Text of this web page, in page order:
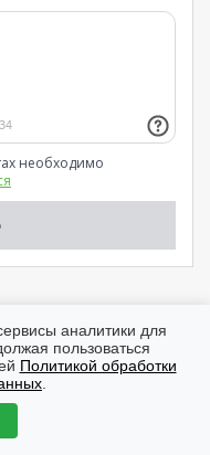
необходимо
аналитики для
пользоваться
Политикой обработки